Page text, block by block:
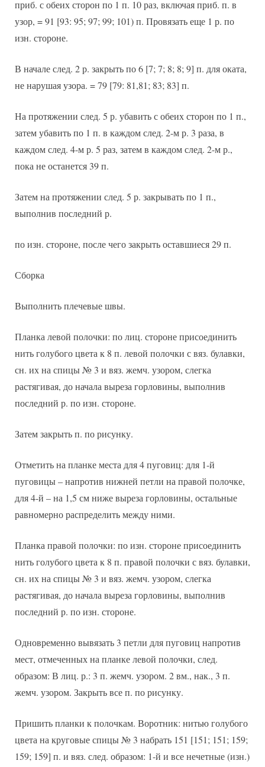
приб. с обеих сторон по 1 п. 10 раз, включая приб. п. в
узор, = 91 [93: 95; 97; 99; 101) п. Провязать еще 1 р. по
изн. стороне.
В начале след. 2 р. закрыть по 6 [7; 7; 8; 8; 9] п. для оката,
не нарушая узора. = 79 [79: 81,81; 83; 83] п.
На протяжении след. 5 р. убавить с обеих сторон по 1 п.,
затем убавить по 1 п. в каждом след. 2-м р. 3 раза, в
каждом след. 4-м р. 5 раз, затем в каждом след. 2-м р.,
пока не останется 39 п.
Затем на протяжении след. 5 р. закрывать по 1 п.,
выполнив последний р.
по изн. стороне, после чего закрыть оставшиеся 29 п.
Сборка
Выполнить плечевые швы.
Планка левой полочки: по лиц. стороне присоединить
нить голубого цвета к 8 п. левой полочки с вяз. булавки,
сн. их на спицы № 3 и вяз. жемч. узором, слегка
растягивая, до начала выреза горловины, выполнив
последний р. по изн. стороне.
Затем закрыть п. по рисунку.
Отметить на планке места для 4 пуговиц: для 1-й
пуговицы – напротив нижней петли на правой полочке,
для 4-й – на 1,5 см ниже выреза горловины, остальные
равномерно распределить между ними.
Планка правой полочки: по изн. стороне присоединить
нить голубого цвета к 8 п. правой полочки с вяз. булавки,
сн. их на спицы № 3 и вяз. жемч. узором, слегка
растягивая, до начала выреза горловины, выполнив
последний р. по изн. стороне.
Одновременно вывязать 3 петли для пуговиц напротив
мест, отмеченных на планке левой полочки, след.
образом: В лиц. р.: 3 п. жемч. узором. 2 вм., нак., 3 п.
жемч. узором. Закрыть все п. по рисунку.
Пришить планки к полочкам. Воротник: нитью голубого
цвета на круговые спицы № 3 набрать 151 [151; 151; 159;
159; 159] п. и вяз. след. образом: 1-й и все нечетные (изн.)